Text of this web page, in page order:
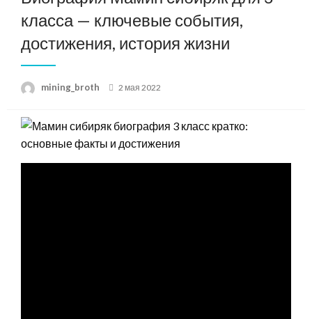
класса — ключевые события,
достижения, история жизни
mining_broth
Posted
2 мая 2022